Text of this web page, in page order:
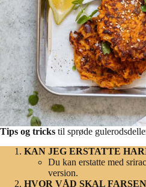
Tips og tricks til sprøde
KAN JEG ERSTATTE
Du kan erstatte med
version.
HVOR VÅD SKAL